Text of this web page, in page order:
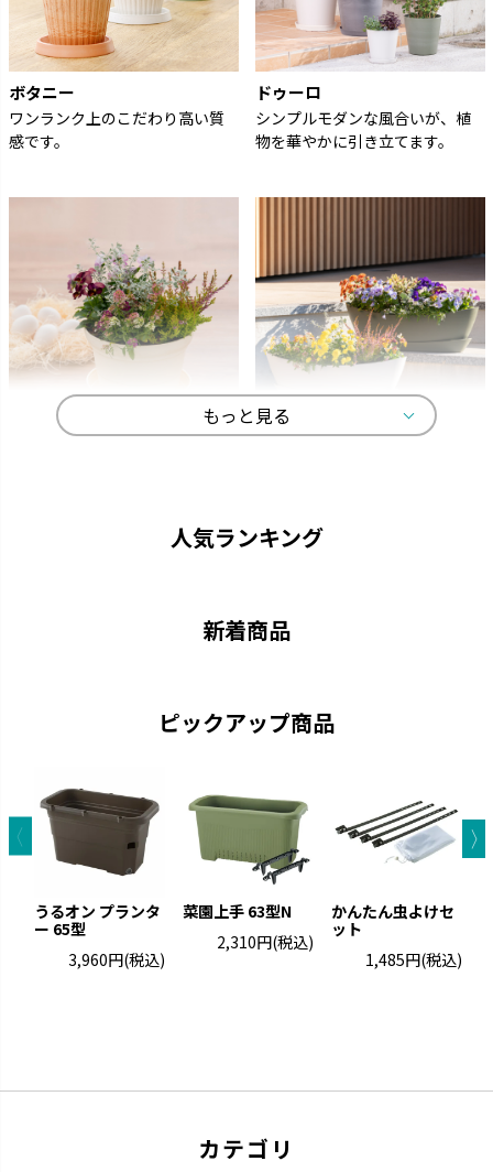
ボタニー
ワンランク上のこだわり高い質
感です。
ドゥーロ
シンプルモダンな風合いが、植
物を華やかに引き立てます。
グレーニー
ペイントした手作りの風合いで
す。
クロレラの恵み
クロレラの効果で植物の生長を
サポートします。
エコル
もっと見る
人気ランキング
新着商品
ピックアップ商品
うるオン プランタ
ー 65型
3,960円(税込)
菜園上手 63型N
2,310円(税込)
かんたん虫よけセ
ット
1,485円(税込)
カテゴリ